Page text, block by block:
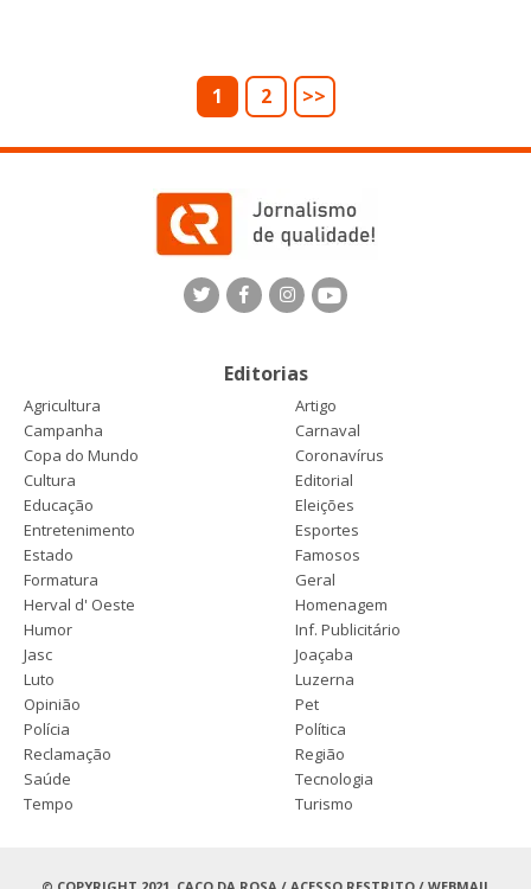
1 2 >>
Editorias
Agricultura
Artigo
Campanha
Carnaval
Copa do Mundo
Coronavírus
Cultura
Editorial
Educação
Eleições
Entretenimento
Esportes
Estado
Famosos
Formatura
Geral
Herval d' Oeste
Homenagem
Humor
Inf. Publicitário
Jasc
Joaçaba
Luto
Luzerna
Opinião
Pet
Polícia
Política
Reclamação
Região
Saúde
Tecnologia
Tempo
Turismo